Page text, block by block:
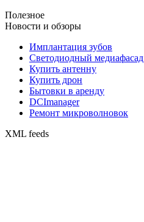
Полезное
Новости и обзоры
Имплантация зубов
Светодиодный медиафасад
Купить антенну
Купить дрон
Бытовки в аренду
DCImanager
Ремонт микроволновок
XML feeds